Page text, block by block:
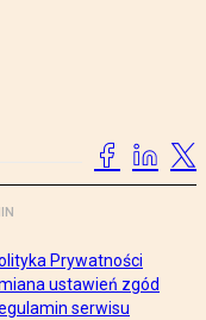
Prywatności
ustawień zgód
serwisu